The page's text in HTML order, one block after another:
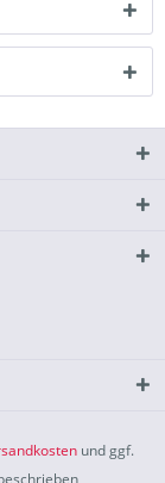
und ggf.